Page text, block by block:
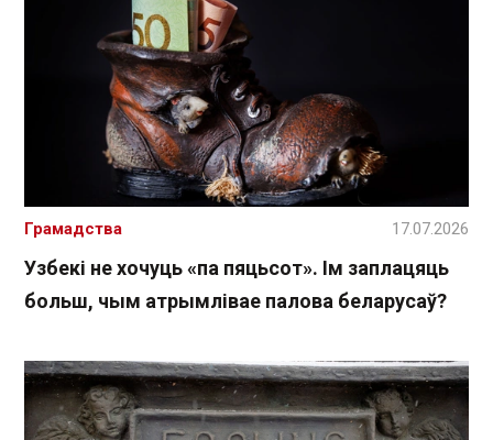
Узбекі не хочуць «па пяцьсот». Ім заплацяць
больш, чым атрымлівае палова беларусаў?
Грамадства 17.07.2026